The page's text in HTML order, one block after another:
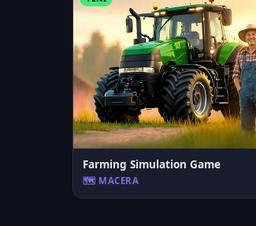
Farming Simulation Game
🗺️ MACERA